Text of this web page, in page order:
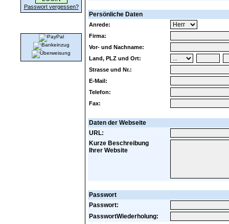
Passwort vergessen?
Persönliche Daten
Anrede:
Firma:
Vor- und Nachname:
Land, PLZ und Ort:
Strasse und Nr.:
E-Mail:
Telefon:
Fax:
Daten der Webseite
URL:
Kurze Beschreibung
Ihrer Website
Passwort
Passwort:
PasswortWiederholung: